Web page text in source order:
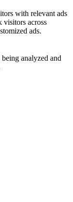
with relevant ads
visitors across
ads.
analyzed and